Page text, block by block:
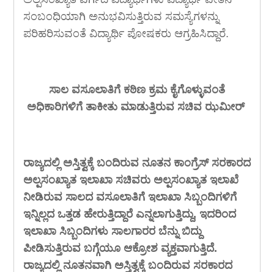
ಸಂಬಂಧಿಯಾಗಿ ಅನುಭವಿಸುತ್ತಿರುವ ಸಮಸ್ಯೆಗಳನ್ನು
ಪರಿಹರಿಸುವಂತೆ ವಿದ್ಯಾರ್ಥಿ ಪೋಷಕರು ಆಗ್ರಹಿಸಿದ್ದಾರೆ.
ಸಾಲ ವಸೂಲಾತಿಗೆ ಕಠಿಣ ಕ್ರಮ ಕೈಗೊಳ್ಳುವಂತೆ
ಅಧಿಕಾರಿಗಳಿಗೆ ತಾಕೀತು ಮಾಡುತ್ತಿರುವ ಸಚಿವ ಝಮೀರ್
ರಾಜ್ಯದಲ್ಲಿ ಅಸ್ತಿತ್ವಕ್ಕೆ ಬಂದಿರುವ ನೂತನ ಕಾಂಗ್ರೆಸ್ ಸರಕಾರದ
ಅಲ್ಪಸಂಖ್ಯಾತ ಇಲಾಖಾ ಸಚಿವರು ಅಲ್ಪಸಂಖ್ಯಾತ ಇಲಾಖೆ
ನೀಡಿರುವ ಸಾಲದ ವಸೂಲಾತಿಗೆ ಇಲಾಖಾ ಸಿಬ್ಬಂದಿಗಳಿಗೆ
ಇನ್ನಿಲ್ಲದ ಒತ್ತಡ ಹೇರುತ್ತಿದ್ದಾರೆ ಎನ್ನಲಾಗುತ್ತಿದ್ದು, ಇದರಿಂದ
ಇಲಾಖಾ ಸಿಬ್ಬಂದಿಗಳು ಸಾಲಗಾರರ ಬೆನ್ನು ಬಿದ್ದು
ಪೀಡಿಸುತ್ತಿರುವ ಬಗ್ಗೆಯೂ ಆಕ್ರೋಶ ವ್ಯಕ್ತವಾಗುತ್ತಿದೆ.
ರಾಜ್ಯದಲ್ಲಿ ನೂತನವಾಗಿ ಅಸ್ತಿತ್ವಕ್ಕೆ ಬಂದಿರುವ ಸರಕಾರದ